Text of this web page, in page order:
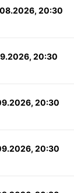
20:30
20:30
20:30
20:30